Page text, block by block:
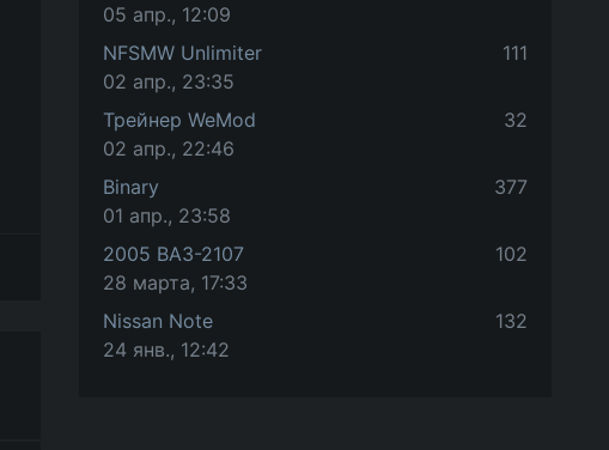
05 апр., 12:09
NFSMW Unlimiter
02 апр., 23:35
111
Трейнер WeMod
02 апр., 22:46
32
Binary
01 апр., 23:58
377
2005 ВАЗ-2107
28 марта, 17:33
102
Nissan Note
24 янв., 12:42
132